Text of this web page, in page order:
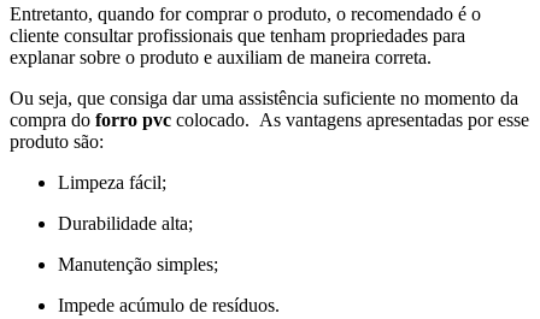
Entretanto, quando for comprar o produto, o recomendado é o
cliente consultar profissionais que tenham propriedades para
explanar sobre o produto e auxiliam de maneira correta.
Ou seja, que consiga dar uma assistência suficiente no momento da
compra do forro pvc colocado. As vantagens apresentadas por esse
produto são:
Limpeza fácil;
Durabilidade alta;
Manutenção simples;
Impede acúmulo de resíduos.